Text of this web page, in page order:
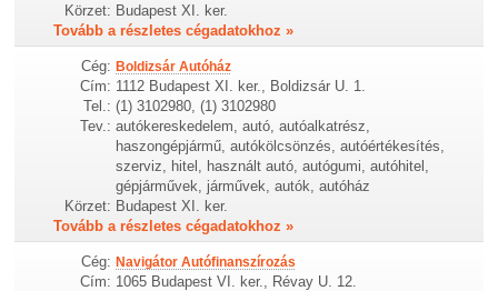
Körzet: Budapest XI. ker.
Tovább a részletes cégadatokhoz »
Cég: Boldizsár Autóház
Cím: 1112 Budapest XI. ker., Boldizsár U. 1.
Tel.: (1) 3102980, (1) 3102980
Tev.: autókereskedelem, autó, autóalkatrész,
haszongépjármű, autókölcsönzés, autóértékesítés,
szerviz, hitel, használt autó, autógumi, autóhitel,
gépjárművek, járművek, autók, autóház
Körzet: Budapest XI. ker.
Tovább a részletes cégadatokhoz »
Cég: Navigátor Autófinanszírozás
Cím: 1065 Budapest VI. ker., Révay U. 12.